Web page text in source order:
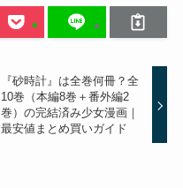
『砂時計』は全巻何冊？全
10巻（本編8巻＋番外編2
巻）の完結済み少女漫画｜
最安値まとめ買いガイド